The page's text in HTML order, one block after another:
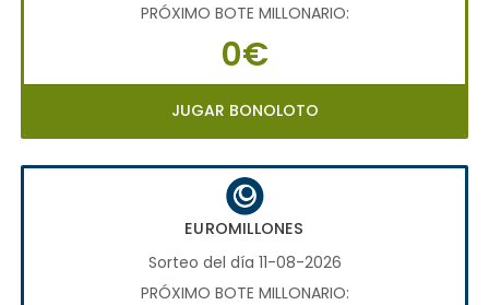
PRÓXIMO BOTE MILLONARIO:
0€
JUGAR BONOLOTO
EUROMILLONES
Sorteo del día 11-08-2026
PRÓXIMO BOTE MILLONARIO: